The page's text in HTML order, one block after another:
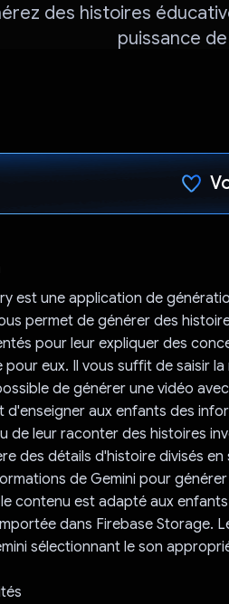
des histoires
puissance
est une application de
permet de générer des
pour leur expliquer des
eux. Il vous suffit de saisir
de générer une vidéo
d'enseigner aux enfants des
de leur raconter des histoires
des détails d'histoire divisés
de Gemini pour
contenu est adapté aux
dans Firebase Storage.
sélectionnant le son